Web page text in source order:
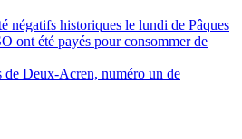
négatifs historiques le lundi de Pâques
ont été payés pour consommer de
de Deux-Acren, numéro un de